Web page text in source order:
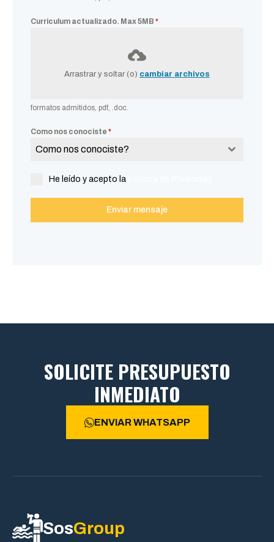
Curriculum actualizado. Max 5MB *
Arrastrar y soltar (o) cambiar archivos
formatos admitidos, pdf, .doc.
Como nos conociste *
Como nos conociste?
He leído y acepto la
Enviar mensaje
SOLICITE PRESUPUESTO
INMEDIATO
ENVIAR WHATSAPP
SosGroup